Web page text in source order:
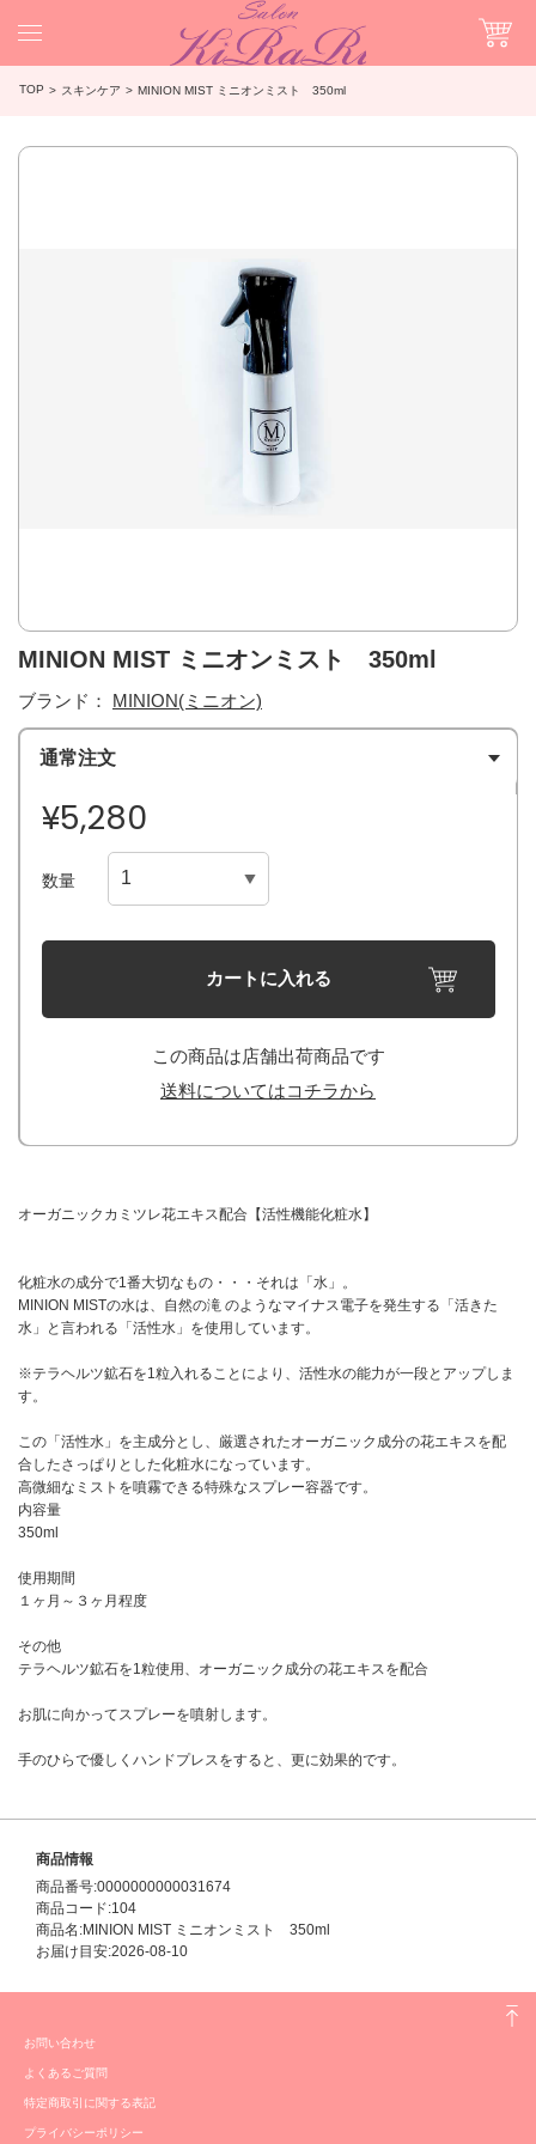
TOP スキンケア MINION MIST ミニオンミスト 350ml
MINION MIST ミニオンミスト 350ml
ブランド： MINION(ミニオン)
通常注文
¥5,280
数量
カートに入れる
この商品は店舗出荷商品です
送料についてはコチラから
オーガニックカミツレ花エキス配合【活性機能化粧水】
化粧水の成分で1番大切なもの・・・それは「水」。
MINION MISTの水は、自然の滝 のようなマイナス電子を発生する「活きた
水」と言われる「活性水」を使用しています。
※テラヘルツ鉱石を1粒入れることにより、活性水の能力が一段とアップしま
す。
この「活性水」を主成分とし、厳選されたオーガニック成分の花エキスを配
合したさっぱりとした化粧水になっています。
高微細なミストを噴霧できる特殊なスプレー容器です。
内容量
350ml
使用期間
１ヶ月～３ヶ月程度
その他
テラヘルツ鉱石を1粒使用、オーガニック成分の花エキスを配合
お肌に向かってスプレーを噴射します。
手のひらで優しくハンドプレスをすると、更に効果的です。
商品情報
商品番号:0000000000031674
商品コード:104
商品名:MINION MIST ミニオンミスト 350ml
お届け目安:2026-08-10
お問い合わせ
よくあるご質問
特定商取引に関する表記
プライバシーポリシー